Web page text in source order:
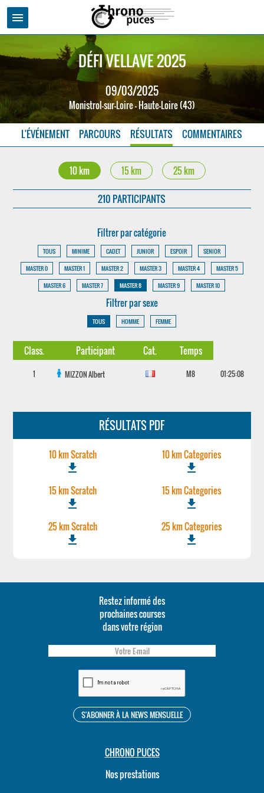
menu
DÉFI VELLAVE 2025
09/03/2025
Monistrol-sur-Loire - Haute-Loire (43)
L'ÉVÉNEMENT PARCOURS RÉSULTATS COMMENTAIRES
10 km 15 km 25 km
210 PARTICIPANTS
Filtrer par catégorie
TOUS MINIME CADET JUNIOR ESPOIR
SENIOR
MASTER 0
MASTER 1 MASTER 2 MASTER 3 MASTER 4
MASTER 5
MASTER 6
MASTER 7 MASTER 8 MASTER 9 MASTER 10
Filtrer par sexe
TOUS HOMME FEMME
Class. Participant Cat. Temps
1 MIZZONAlbert M8 01:25:08
RÉSULTATS PDF
10 km Scratch
file_download
10 km Categories
file_download
15 km Scratch
file_download
15 km Categories
file_download
25 km Scratch
file_download
25 km Categories
file_download
Restez informé des
prochaines courses
dans votre région
CHRONO PUCES
Nos prestations